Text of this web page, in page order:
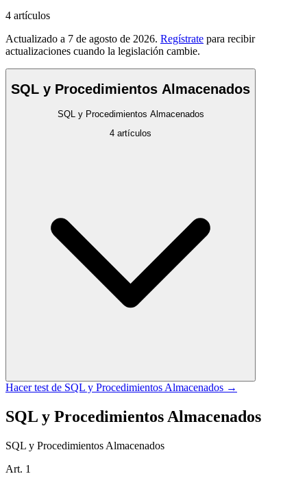
4 artículos
Actualizado a 7 de agosto de 2026. Regístrate para recibir
actualizaciones cuando la legislación cambie.
SQL y Procedimientos Almacenados
SQL y Procedimientos Almacenados
4 artículos
Hacer test de SQL y Procedimientos Almacenados →
SQL y Procedimientos Almacenados
SQL y Procedimientos Almacenados
Art. 1